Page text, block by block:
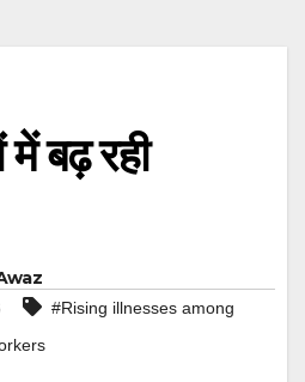
में बढ़ रही
#Rising illnesses among